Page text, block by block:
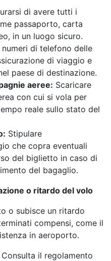
di avere tutti i
passaporto, carta
in un luogo sicuro.
numeri di telefono delle
di viaggio e
paese di destinazione.
aeree: Scaricare
con cui si vola per
reale sullo stato del
Stipulare
che copra eventuali
del biglietto in caso di
del bagaglio.
o ritardo del volo
o subisce un ritardo
compensi, come il
in aeroporto.
Consulta il regolamento